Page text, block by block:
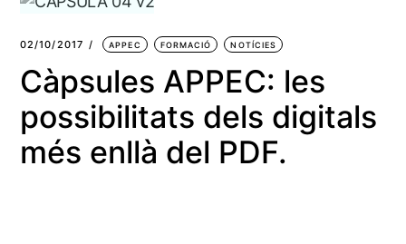
02/10/2017 APPEC FORMACIÓ NOTÍCIES
Càpsules APPEC: les
possibilitats dels digitals
més enllà del PDF.